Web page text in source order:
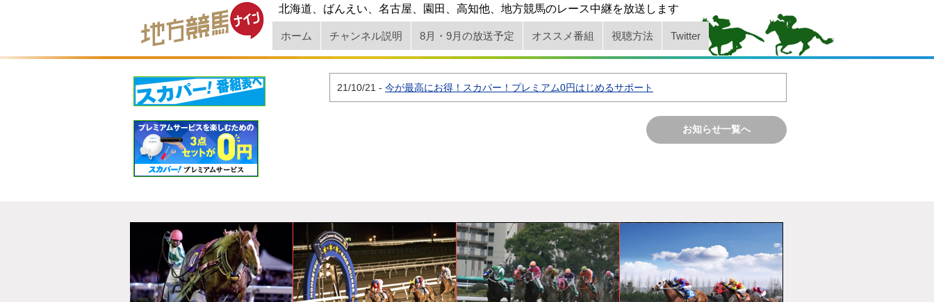
北海道、ばんえい、名古屋、園田、高知他、地方競馬のレース中継を放送します
ホーム チャンネル説明 8月・9月の放送予定 オススメ番組 視聴方法 Twitter
21/10/21 - 今が最高にお得！スカパー！プレミアム0円はじめるサポート
お知らせ一覧へ